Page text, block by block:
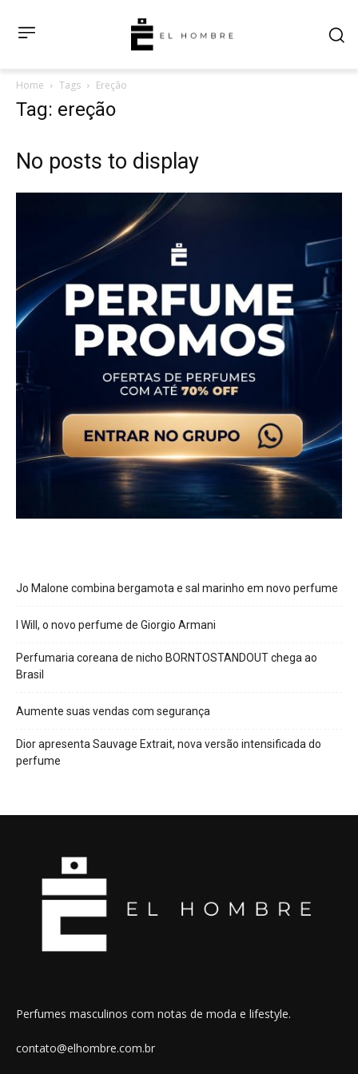
Home Tags Ereção
Tag: ereção
No posts to display
Jo Malone combina bergamota e sal marinho em novo perfume
I Will, o novo perfume de Giorgio Armani
Perfumaria coreana de nicho BORNTOSTANDOUT chega ao
Brasil
Aumente suas vendas com segurança
Dior apresenta Sauvage Extrait, nova versão intensificada do
perfume
Perfumes masculinos com notas de moda e lifestyle.
contato@elhombre.com.br